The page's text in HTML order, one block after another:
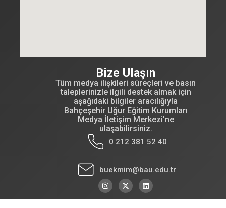
Bize Ulaşın
Tüm medya ilişkileri süreçleri ve basın
taleplerinizle ilgili destek almak için
aşağıdaki bilgiler aracılığıyla
Bahçeşehir Uğur Eğitim Kurumları
Medya İletişim Merkezi'ne
ulaşabilirsiniz.
0 212 381 52 40
buekmim@bau.edu.tr